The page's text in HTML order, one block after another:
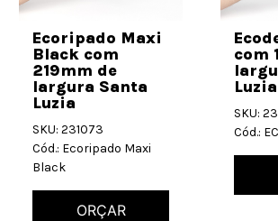
Ecoripado Maxi
Black com
219mm de
largura Santa
Luzia
SKU: 231073
Cód.: Ecoripado Maxi
Black
ORÇAR
com
Luzia
SKU:
Cód.: